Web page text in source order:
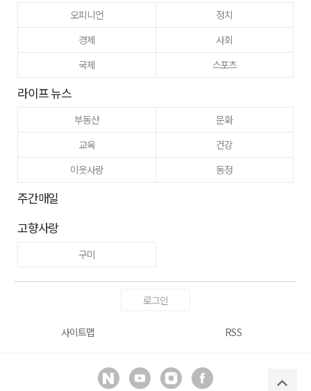
오피니언
정치
경제
사회
국제
스포츠
라이프 뉴스
부동산
문화
교육
건강
이웃사랑
동정
주간매일
고향사랑
구미
로그인
사이트맵 RSS